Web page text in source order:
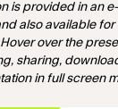
is provided in an
also available
over the
sharing,
in full screen